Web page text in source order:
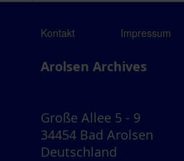
Kontakt Impressum
Arolsen Archives
Große Allee 5 - 9
34454 Bad Arolsen
Deutschland